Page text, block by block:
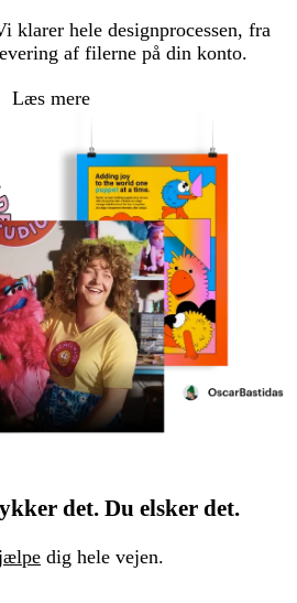
klarer hele designprocessen, fra
af filerne på din konto.
Læs mere
det. Du elsker det.
dig hele vejen.